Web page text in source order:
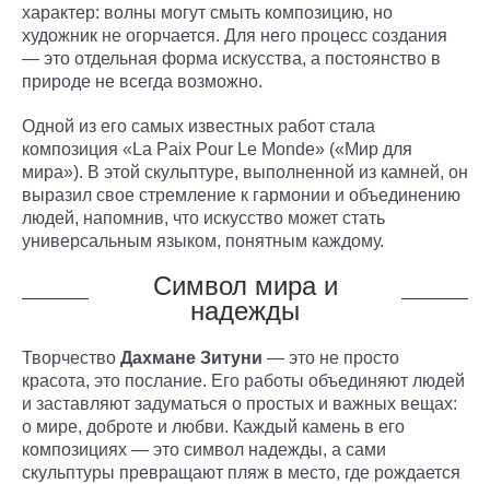
характер: волны могут смыть композицию, но
художник не огорчается. Для него процесс создания
— это отдельная форма искусства, а постоянство в
природе не всегда возможно.
Одной из его самых известных работ стала
композиция «La Paix Pour Le Monde» («Мир для
мира»). В этой скульптуре, выполненной из камней, он
выразил свое стремление к гармонии и объединению
людей, напомнив, что искусство может стать
универсальным языком, понятным каждому.
Символ мира и
надежды
Творчество Дахмане Зитуни — это не просто
красота, это послание. Его работы объединяют людей
и заставляют задуматься о простых и важных вещах:
о мире, доброте и любви. Каждый камень в его
композициях — это символ надежды, а сами
скульптуры превращают пляж в место, где рождается